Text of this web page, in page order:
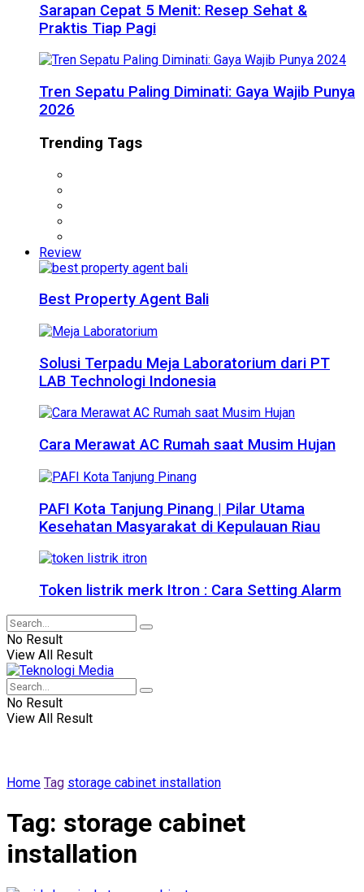
Sarapan Cepat 5 Menit: Resep Sehat &
Praktis Tiap Pagi
Tren Sepatu Paling Diminati: Gaya Wajib Punya
2026
Trending Tags
Review
Best Property Agent Bali
Solusi Terpadu Meja Laboratorium dari PT
LAB Technologi Indonesia
Cara Merawat AC Rumah saat Musim Hujan
PAFI Kota Tanjung Pinang | Pilar Utama
Kesehatan Masyarakat di Kepulauan Riau
Token listrik merk Itron : Cara Setting Alarm
No Result
View All Result
No Result
View All Result
Home Tag storage cabinet installation
Tag: storage cabinet
installation